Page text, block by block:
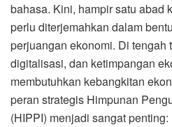
bahasa. Kini, hampir satu abad
perlu diterjemahkan dalam
perjuangan ekonomi. Di tengah
digitalisasi, dan ketimpangan
membutuhkan kebangkitan
peran strategis Himpunan
(HIPPI) menjadi sangat